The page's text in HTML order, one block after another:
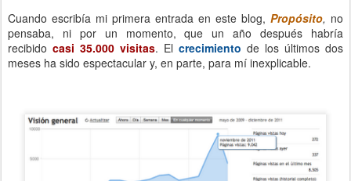
Cuando escribía mi primera entrada en este blog, Propósito, no
pensaba, ni por un momento, que un año después habría
recibido casi 35.000 visitas. El crecimiento de los últimos dos
meses ha sido espectacular y, en parte, para mí inexplicable.